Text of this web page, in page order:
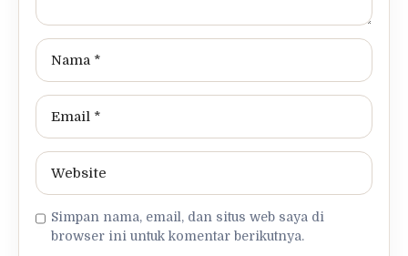
Simpan nama, email, dan situs web saya di
browser ini untuk komentar berikutnya.